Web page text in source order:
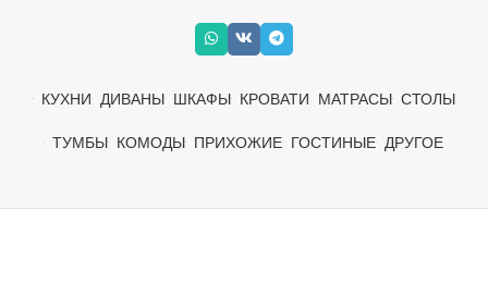
КУХНИ ДИВАНЫ ШКАФЫ КРОВАТИ МАТРАСЫ СТОЛЫ
ТУМБЫ КОМОДЫ ПРИХОЖИЕ ГОСТИНЫЕ ДРУГОЕ